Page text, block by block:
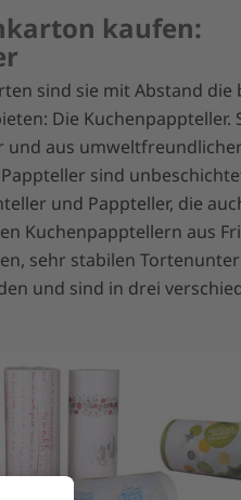
kaufen:
sind sie mit Abstand die
Die Kuchenpappteller.
aus
sind
und Pappteller, die
Kuchenpapptellern aus
sehr stabilen
und sind in drei